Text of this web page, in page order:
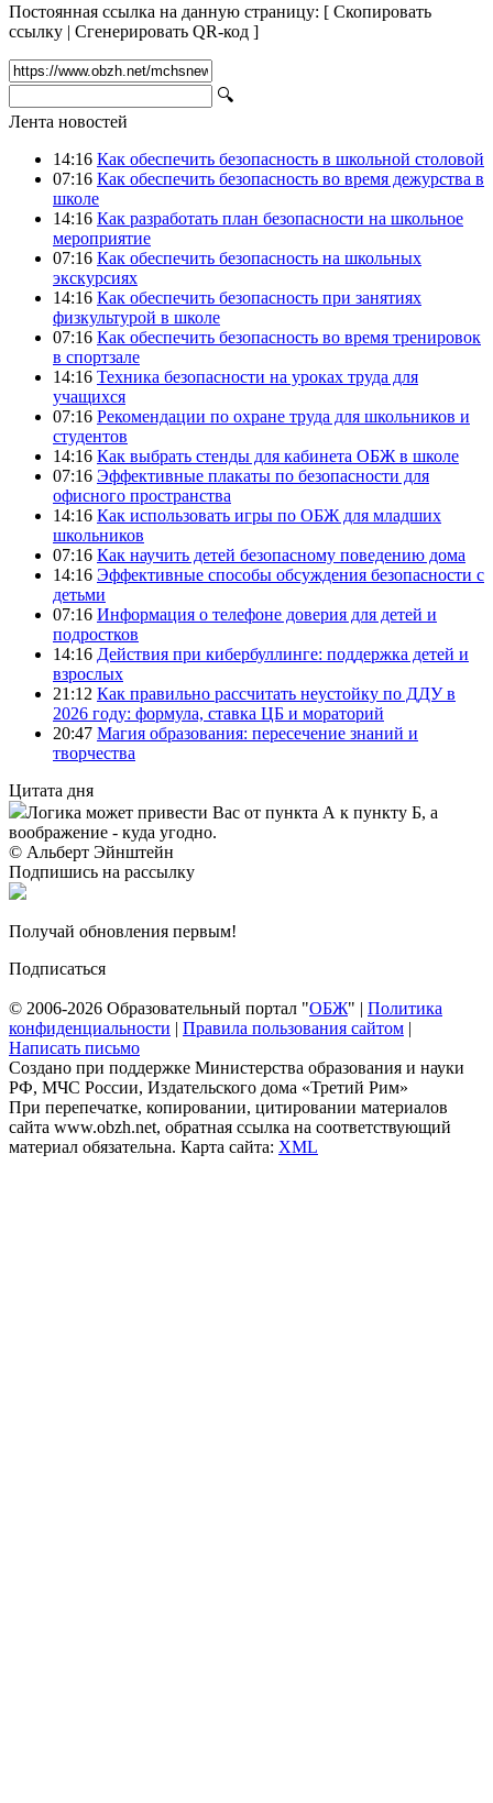
Постоянная ссылка на данную страницу: [ Скопировать
ссылку | Сгенерировать QR-код ]
🔍
Лента новостей
14:16 Как обеспечить безопасность в школьной столовой
07:16 Как обеспечить безопасность во время дежурства в
школе
14:16 Как разработать план безопасности на школьное
мероприятие
07:16 Как обеспечить безопасность на школьных
экскурсиях
14:16 Как обеспечить безопасность при занятиях
физкультурой в школе
07:16 Как обеспечить безопасность во время тренировок
в спортзале
14:16 Техника безопасности на уроках труда для
учащихся
07:16 Рекомендации по охране труда для школьников и
студентов
14:16 Как выбрать стенды для кабинета ОБЖ в школе
07:16 Эффективные плакаты по безопасности для
офисного пространства
14:16 Как использовать игры по ОБЖ для младших
школьников
07:16 Как научить детей безопасному поведению дома
14:16 Эффективные способы обсуждения безопасности с
детьми
07:16 Информация о телефоне доверия для детей и
подростков
14:16 Действия при кибербуллинге: поддержка детей и
взрослых
21:12 Как правильно рассчитать неустойку по ДДУ в
2026 году: формула, ставка ЦБ и мораторий
20:47 Магия образования: пересечение знаний и
творчества
Цитата дня
Логика может привести Вас от пункта А к пункту Б, а
воображение - куда угодно.
© Альберт Эйнштейн
Подпишись на рассылку
Получай обновления первым!
Подписаться
© 2006-2026 Образовательный портал "ОБЖ" | Политика
конфиденциальности | Правила пользования сайтом |
Написать письмо
Создано при поддержке Министерства образования и науки
РФ, МЧС России, Издательского дома «Третий Рим»
При перепечатке, копировании, цитировании материалов
сайта www.obzh.net, обратная ссылка на соответствующий
материал обязательна. Карта сайта: XML